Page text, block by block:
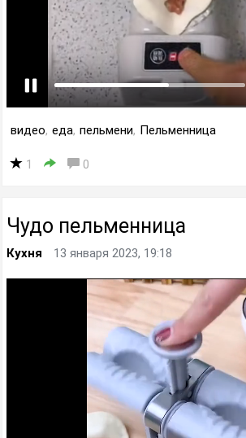
видео, еда, пельмени, Пельменница
1 0
Чудо пельменница
Кухня 13 января 2023, 19:18